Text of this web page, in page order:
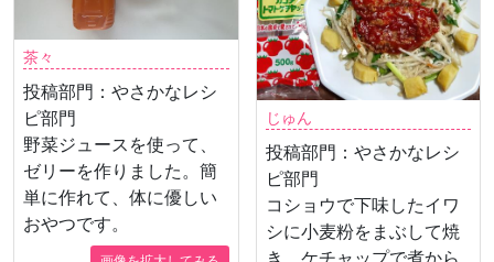
茶々
投稿部門：やさかなレシ
ピ部門
野菜ジュースを使って、
ゼリーを作りました。簡
単に作れて、体に優しい
おやつです。
じゅん
投稿部門：やさかなレシ
ピ部門
コショウで下味したイワ
シに小麦粉をまぶして焼
き、ケチャップで煮から